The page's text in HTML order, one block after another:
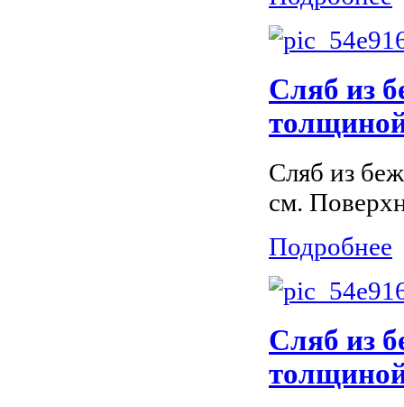
Сляб из
Сляб из
см.
Подробнее
Сляб из